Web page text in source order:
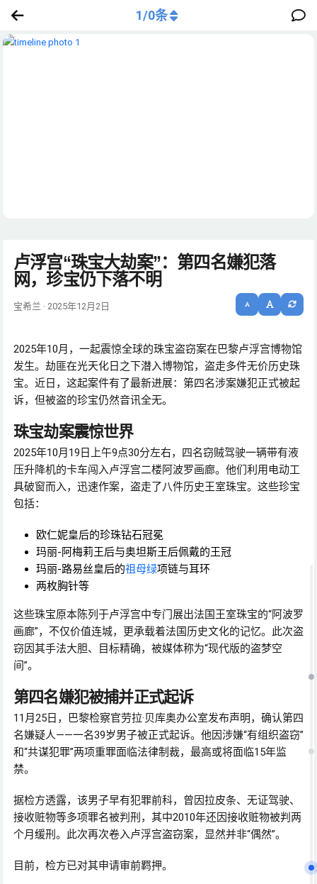
卢浮宫“珠宝大劫案”：第四名嫌犯落
网，珍宝仍下落不明
宝希兰 · 2025年12月2日
2025年10月，一起震惊全球的珠宝盗窃案在巴黎卢浮宫博物馆
发生。劫匪在光天化日之下潜入博物馆，盗走多件无价历史珠
宝。近日，这起案件有了最新进展：第四名涉案嫌犯正式被起
诉，但被盗的珍宝仍然音讯全无。
珠宝劫案震惊世界
2025年10月19日上午9点30分左右，四名窃贼驾驶一辆带有液
压升降机的卡车闯入卢浮宫二楼阿波罗画廊。他们利用电动工
具破窗而入，迅速作案，盗走了八件历史王室珠宝。这些珍宝
包括：
欧仁妮皇后的珍珠钻石冠冕
玛丽-阿梅莉王后与奥坦斯王后佩戴的王冠
玛丽-路易丝皇后的祖母绿项链与耳环
两枚胸针等
这些珠宝原本陈列于卢浮宫中专门展出法国王室珠宝的“阿波罗
画廊”，不仅价值连城，更承载着法国历史文化的记忆。此次盗
窃因其手法大胆、目标精确，被媒体称为“现代版的盗梦空
间”。
第四名嫌犯被捕并正式起诉
11月25日，巴黎检察官劳拉·贝库奥办公室发布声明，确认第四
名嫌疑人——一名39岁男子被正式起诉。他因涉嫌“有组织盗窃”
和“共谋犯罪”两项重罪面临法律制裁，最高或将面临15年监
禁。
据检方透露，该男子早有犯罪前科，曾因拉皮条、无证驾驶、
接收赃物等多项罪名被判刑，其中2010年还因接收赃物被判两
个月缓刑。此次再次卷入卢浮宫盗窃案，显然并非“偶然”。
目前，检方已对其申请审前羁押。
1/0条